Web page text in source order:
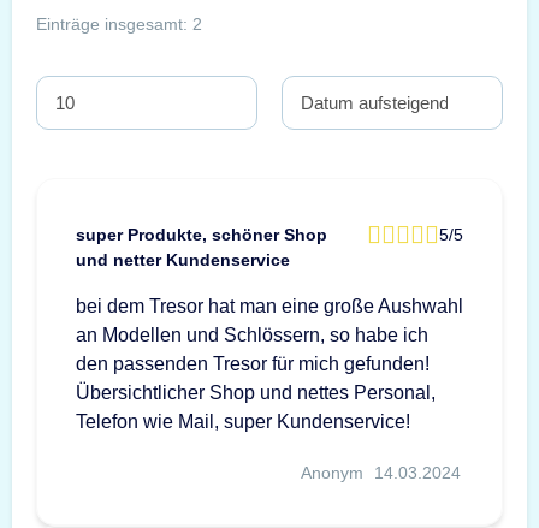
Einträge insgesamt: 2
super Produkte, schöner Shop
und netter Kundenservice
5/5
bei dem Tresor hat man eine große Aushwahl
an Modellen und Schlössern, so habe ich
den passenden Tresor für mich gefunden!
Übersichtlicher Shop und nettes Personal,
Telefon wie Mail, super Kundenservice!
Anonym 14.03.2024